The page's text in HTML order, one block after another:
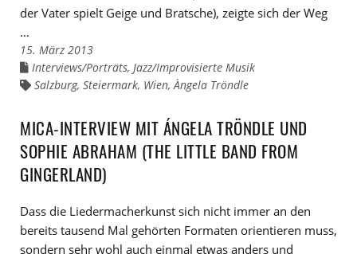
der Vater spielt Geige und Bratsche), zeigte sich der Weg
…
15. März 2013
Links
den
Interviews/Porträts, Jazz/Improvisierte Musik
Links
Salzburg, Steiermark, Wien, Àngela Tröndle
MICA-INTERVIEW MIT ÁNGELA TRÖNDLE UND
SOPHIE ABRAHAM (THE LITTLE BAND FROM
GINGERLAND)
Dass die Liedermacherkunst sich nicht immer an den
bereits tausend Mal gehörten Formaten orientieren muss,
sondern sehr wohl auch einmal etwas anders und